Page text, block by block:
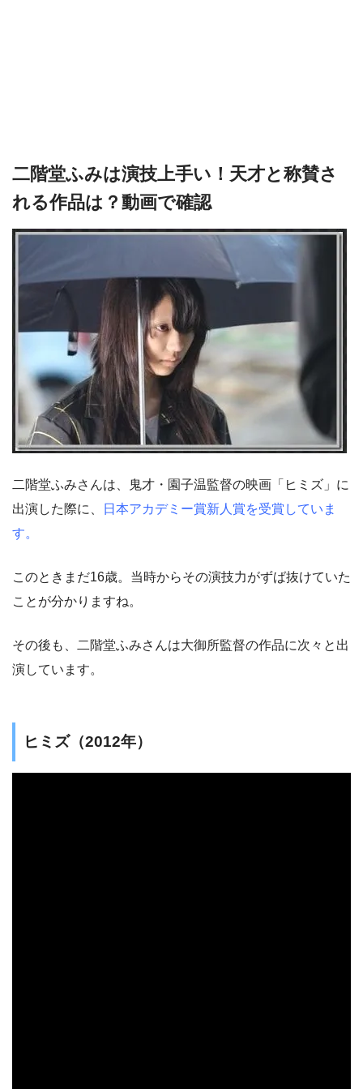
二階堂ふみは演技上手い！天才と称賛さ
れる作品は？動画で確認
二階堂ふみさんは、鬼才・園子温監督の映画「ヒミズ」に
出演した際に、
日本アカデミー賞新人賞を受賞していま
す。
このときまだ16歳。当時からその演技力がずば抜けていた
ことが分かりますね。
その後も、二階堂ふみさんは大御所監督の作品に次々と出
演しています。
ヒミズ（2012年）